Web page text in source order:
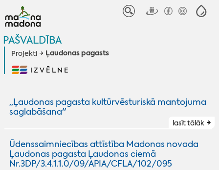
PAŠVALDĪBA
Projekti Ļaudonas pagasts
IZVĒLNE
„Ļaudonas pagasta kultūrvēsturiskā mantojuma
saglabāšana''
lasīt tālāk
Ūdenssaimniecības attīstība Madonas novada
Ļaudonas pagasta Ļaudonas ciemā
Nr.3DP/3.4.1.1.0/09/APIA/CFLA/102/095